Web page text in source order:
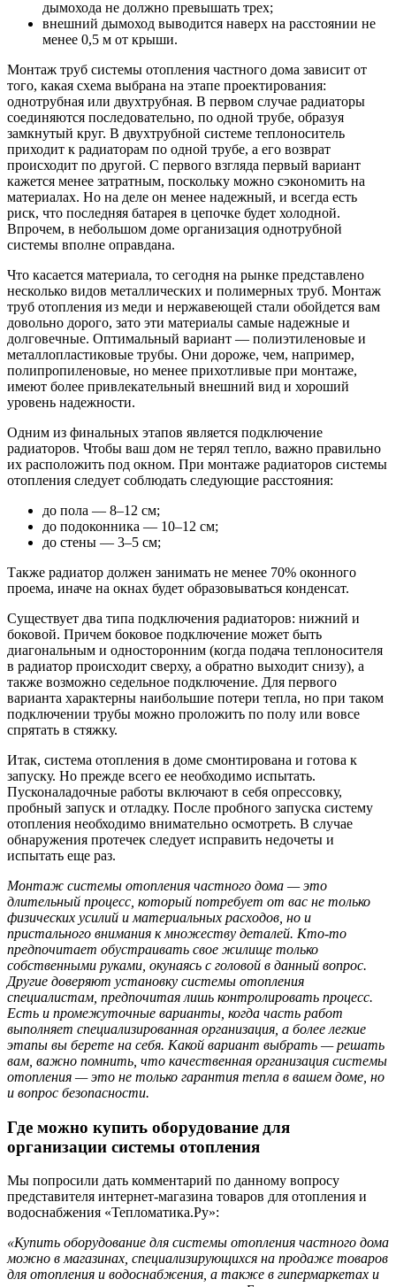
дымохода не должно превышать трех;
внешний дымоход выводится наверх на расстоянии не
менее 0,5 м от крыши.
Монтаж труб системы отопления частного дома зависит от
того, какая схема выбрана на этапе проектирования:
однотрубная или двухтрубная. В первом случае радиаторы
соединяются последовательно, по одной трубе, образуя
замкнутый круг. В двухтрубной системе теплоноситель
приходит к радиаторам по одной трубе, а его возврат
происходит по другой. С первого взгляда первый вариант
кажется менее затратным, поскольку можно сэкономить на
материалах. Но на деле он менее надежный, и всегда есть
риск, что последняя батарея в цепочке будет холодной.
Впрочем, в небольшом доме организация однотрубной
системы вполне оправдана.
Что касается материала, то сегодня на рынке представлено
несколько видов металлических и полимерных труб. Монтаж
труб отопления из меди и нержавеющей стали обойдется вам
довольно дорого, зато эти материалы самые надежные и
долговечные. Оптимальный вариант — полиэтиленовые и
металлопластиковые трубы. Они дороже, чем, например,
полипропиленовые, но менее прихотливые при монтаже,
имеют более привлекательный внешний вид и хороший
уровень надежности.
Одним из финальных этапов является подключение
радиаторов. Чтобы ваш дом не терял тепло, важно правильно
их расположить под окном. При монтаже радиаторов системы
отопления следует соблюдать следующие расстояния:
до пола — 8–12 см;
до подоконника — 10–12 см;
до стены — 3–5 см;
Также радиатор должен занимать не менее 70% оконного
проема, иначе на окнах будет образовываться конденсат.
Существует два типа подключения радиаторов: нижний и
боковой. Причем боковое подключение может быть
диагональным и односторонним (когда подача теплоносителя
в радиатор происходит сверху, а обратно выходит снизу), а
также возможно седельное подключение. Для первого
варианта характерны наибольшие потери тепла, но при таком
подключении трубы можно проложить по полу или вовсе
спрятать в стяжку.
Итак, система отопления в доме смонтирована и готова к
запуску. Но прежде всего ее необходимо испытать.
Пусконаладочные работы включают в себя опрессовку,
пробный запуск и отладку. После пробного запуска систему
отопления необходимо внимательно осмотреть. В случае
обнаружения протечек следует исправить недочеты и
испытать еще раз.
Монтаж системы отопления частного дома — это
длительный процесс, который потребует от вас не только
физических усилий и материальных расходов, но и
пристального внимания к множеству деталей. Кто-то
предпочитает обустраивать свое жилище только
собственными руками, окунаясь с головой в данный вопрос.
Другие доверяют установку системы отопления
специалистам, предпочитая лишь контролировать процесс.
Есть и промежуточные варианты, когда часть работ
выполняет специализированная организация, а более легкие
этапы вы берете на себя. Какой вариант выбрать — решать
вам, важно помнить, что качественная организация системы
отопления — это не только гарантия тепла в вашем доме, но
и вопрос безопасности.
Где можно купить оборудование для
организации системы отопления
Мы попросили дать комментарий по данному вопросу
представителя интернет-магазина товаров для отопления и
водоснабжения «Тепломатика.Ру»:
«Купить оборудование для системы отопления частного дома
можно в магазинах, специализирующихся на продаже товаров
для отопления и водоснабжения, а также в гипермаркетах и